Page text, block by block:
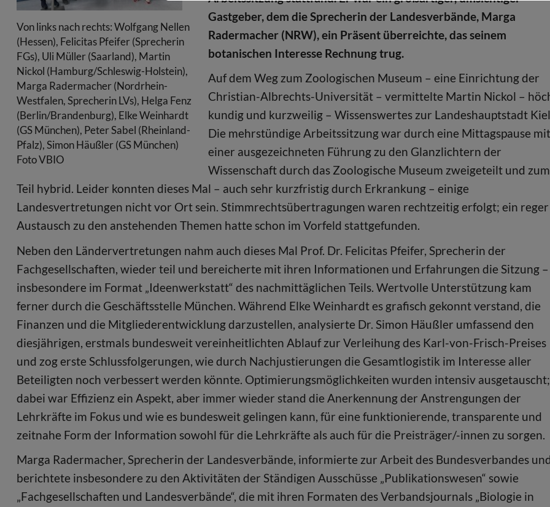
Von links nach rechts: Wolfgang Nellen
(Hessen), Felicitas Pfeifer (Sprecherin
FGs), Uli Müller (Saarland), Martin
Nickol (Hamburg/Schleswig-Holstein),
Marga Radermacher (Nordrhein-
Westfalen, Sprecherin LVs), Helga Fenz
(Berlin/Brandenburg), Elke Weinhardt
(GS München), Peter Sabel (Rheinland-
Pfalz), Simon Häußler (GS München)
Foto VBIO
Gastgeber, dem die Sprecherin der Landesverbände, Marga
Radermacher (NRW), ein Präsent überreichte, das seinem
botanischen Interesse Rechnung trug.
Auf dem Weg zum Zoologischen Museum – eine Einrichtung der
Christian-Albrechts-Universität – vermittelte Martin Nickol –
kundig und kurzweilig – Wissenswertes zur Landeshauptstadt
Die mehrstündige Arbeitssitzung war durch eine Mittagspause mit
einer ausgezeichneten Führung zu den Glanzlichtern der
Wissenschaft durch das Zoologische Museum zweigeteilt und zum
Teil hybrid. Leider konnten dieses Mal – auch sehr kurzfristig durch Erkrankung – einige
Landesvertretungen nicht vor Ort sein. Stimmrechtsübertragungen waren rechtzeitig erfolgt; ein reger
Austausch zu den anstehenden Themen hatte schon im Vorfeld stattgefunden.
Neben den Ländervertretungen nahm auch dieses Mal Prof. Dr. Felicitas Pfeifer, Sprecherin der
Fachgesellschaften, wieder teil und bereicherte mit ihren Informationen und Erfahrungen die Sitzung –
insbesondere im Format „Ideenwerkstatt“ des nachmittäglichen Teils. Wertvolle Unterstützung kam
ferner durch die Geschäftsstelle München. Während Elke Weinhardt es grafisch gekonnt verstand, die
Finanzen und die Mitgliederentwicklung darzustellen, analysierte Dr. Simon Häußler umfassend den
diesjährigen, erstmals bundesweit vereinheitlichten Ablauf zur Verleihung des Karl-von-Frisch-Preises
und zog erste Schlussfolgerungen, wie durch Nachjustierungen die Gesamtlogistik im Interesse aller
Beteiligten noch verbessert werden könnte. Optimierungsmöglichkeiten wurden intensiv ausgetauscht;
dabei war Effizienz ein Aspekt, aber immer wieder stand die Anerkennung der Anstrengungen der
Lehrkräfte im Fokus und wie es bundesweit gelingen kann, für eine funktionierende, transparente und
zeitnahe Form der Information sowohl für die Lehrkräfte als auch für die Preisträger/-innen zu sorgen.
Marga Radermacher, Sprecherin der Landesverbände, informierte zur Arbeit des Bundesverbandes und
berichtete insbesondere zu den Aktivitäten der Ständigen Ausschüsse „Publikationswesen“ sowie
„Fachgesellschaften und Landesverbände“, die mit ihren Formaten des Verbandsjournals „Biologie in